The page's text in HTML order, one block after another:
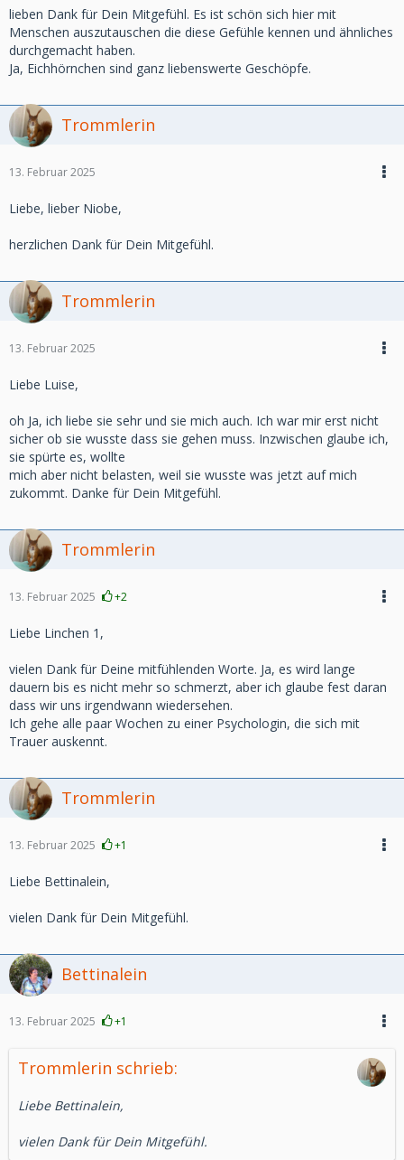
lieben Dank für Dein Mitgefühl. Es ist schön sich hier mit
Menschen auszutauschen die diese Gefühle kennen und ähnliches
durchgemacht haben.
Ja, Eichhörnchen sind ganz liebenswerte Geschöpfe.
Trommlerin
13. Februar 2025
Liebe, lieber Niobe,
herzlichen Dank für Dein Mitgefühl.
Trommlerin
13. Februar 2025
Liebe Luise,
oh Ja, ich liebe sie sehr und sie mich auch. Ich war mir erst nicht
sicher ob sie wusste dass sie gehen muss. Inzwischen glaube ich,
sie spürte es, wollte
mich aber nicht belasten, weil sie wusste was jetzt auf mich
zukommt. Danke für Dein Mitgefühl.
Trommlerin
13. Februar 2025 +2
Liebe Linchen 1,
vielen Dank für Deine mitfühlenden Worte. Ja, es wird lange
dauern bis es nicht mehr so schmerzt, aber ich glaube fest daran
dass wir uns irgendwann wiedersehen.
Ich gehe alle paar Wochen zu einer Psychologin, die sich mit
Trauer auskennt.
Trommlerin
13. Februar 2025 +1
Liebe Bettinalein,
vielen Dank für Dein Mitgefühl.
Bettinalein
13. Februar 2025 +1
Trommlerin schrieb:
Liebe Bettinalein,
vielen Dank für Dein Mitgefühl.